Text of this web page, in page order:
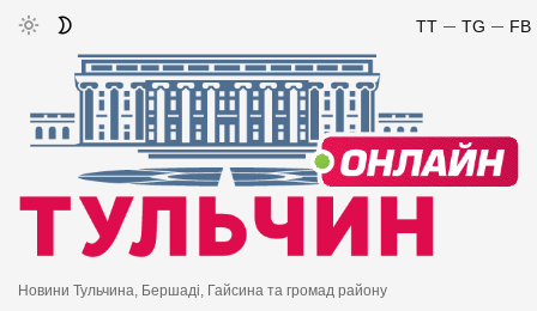
FB
TG
TT
Новини Тульчина, Бершаді, Гайсина та громад району